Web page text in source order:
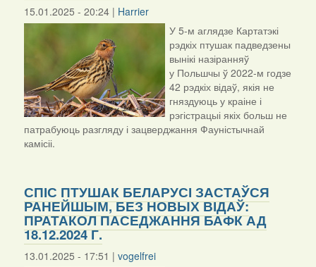
15.01.2025 - 20:24 | Harrier
У 5-м аглядзе Картатэкі
рэдкіх птушак падведзены
вынікі назіранняў
у Польшчы ў 2022-м годзе
42 рэдкіх відаў, якія не
гняздуюць у краіне і
рэгістрацыі якіх больш не
патрабуюць разгляду і зацверджання Фауністычнай
камісіі.
СПІС ПТУШАК БЕЛАРУСІ ЗАСТАЎСЯ
РАНЕЙШЫМ, БЕЗ НОВЫХ ВІДАЎ:
ПРАТАКОЛ ПАСЕДЖАННЯ БАФК АД
18.12.2024 Г.
13.01.2025 - 17:51 | vogelfrei